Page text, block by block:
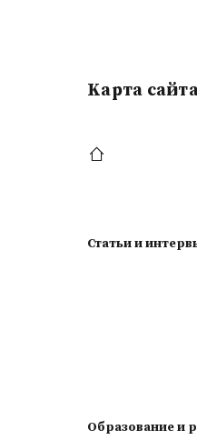
Kарта
Статьи и
Образование и